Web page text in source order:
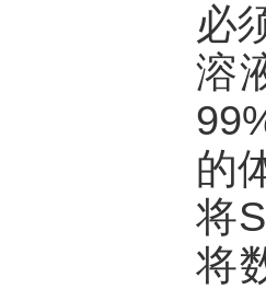
必
溶
的
将
将